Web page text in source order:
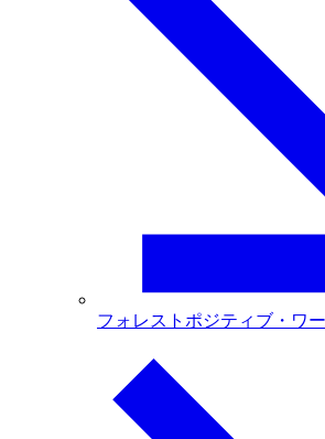
フォレストポジティブ・ワ